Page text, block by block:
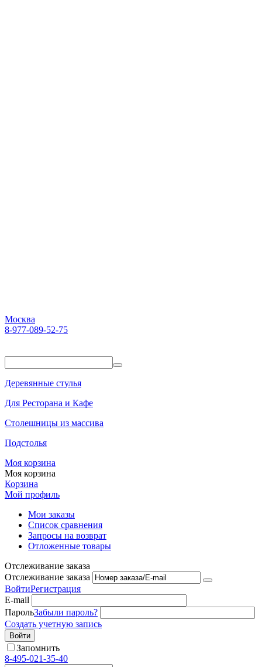
Москва
8-977-089-52-75
Деревянные стулья
Для Ресторана и Кафе
Столешницы из массива
Подстолья
Моя корзина
Моя корзина
Корзина
Мой профиль
Мои заказы
Список сравнения
Запросы на возврат
Отложенные товары
Отслеживание заказа
Отслеживание заказа
ВойтиРегистрация
E-mail
ПарольЗабыли пароль?
Создать учетную запись
Войти
Запомнить
8-495-021-35-40